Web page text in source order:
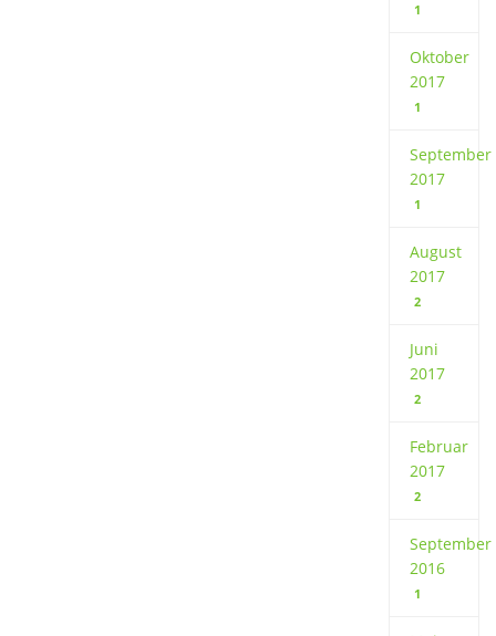
1
Oktober
2017
1
September
2017
1
August
2017
2
Juni
2017
2
Februar
2017
2
September
2016
1